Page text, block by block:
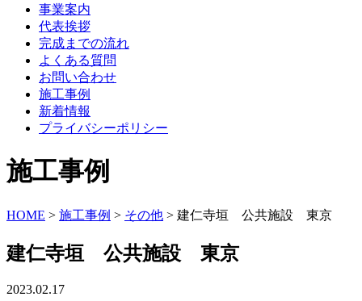
事業案内
代表挨拶
完成までの流れ
よくある質問
お問い合わせ
施工事例
新着情報
プライバシーポリシー
施工事例
HOME > 施工事例 > その他 > 建仁寺垣 公共施設 東京
建仁寺垣 公共施設 東京
2023.02.17